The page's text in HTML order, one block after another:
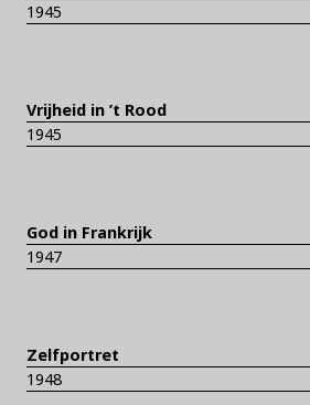
1945
Vrijheid in ’t Rood
1945
God in Frankrijk
1947
Zelfportret
1948